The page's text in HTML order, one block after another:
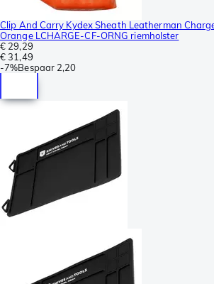
Clip And Carry Kydex Sheath Leatherman
Orange LCHARGE-CF-ORNG riemholster
€ 29,29
€ 31,49
-7%Bespaar 2,20